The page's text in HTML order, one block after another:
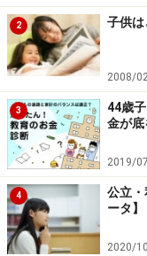
2 子供は
2008/
3
44歳
金が底
2019/
4
公立
ータ】
2020/